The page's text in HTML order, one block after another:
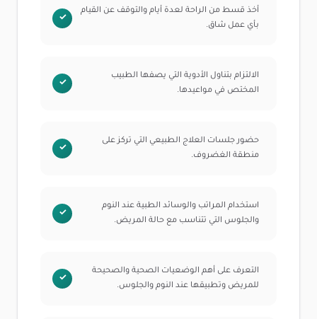
أخذ قسط من الراحة لعدة أيام والتوقف عن القيام
بأي عمل شاق.
الالتزام بتناول الأدوية التي يصفها الطبيب
المختص في مواعيدها.
حضور جلسات العلاج الطبيعي التي تركز على
منطقة الغضروف.
استخدام المراتب والوسائد الطبية عند النوم
والجلوس التي تتناسب مع حالة المريض.
التعرف على أهم الوضعيات الصحية والصحيحة
للمريض وتطبيقها عند النوم والجلوس.